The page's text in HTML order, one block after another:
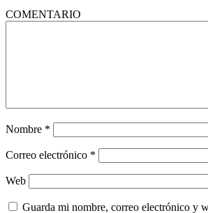
COMENTARIO
Nombre *
Correo electrónico *
Web
Guarda mi nombre, correo electrónico y